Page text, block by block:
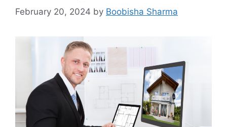
February 20, 2024 by Boobisha Sharma